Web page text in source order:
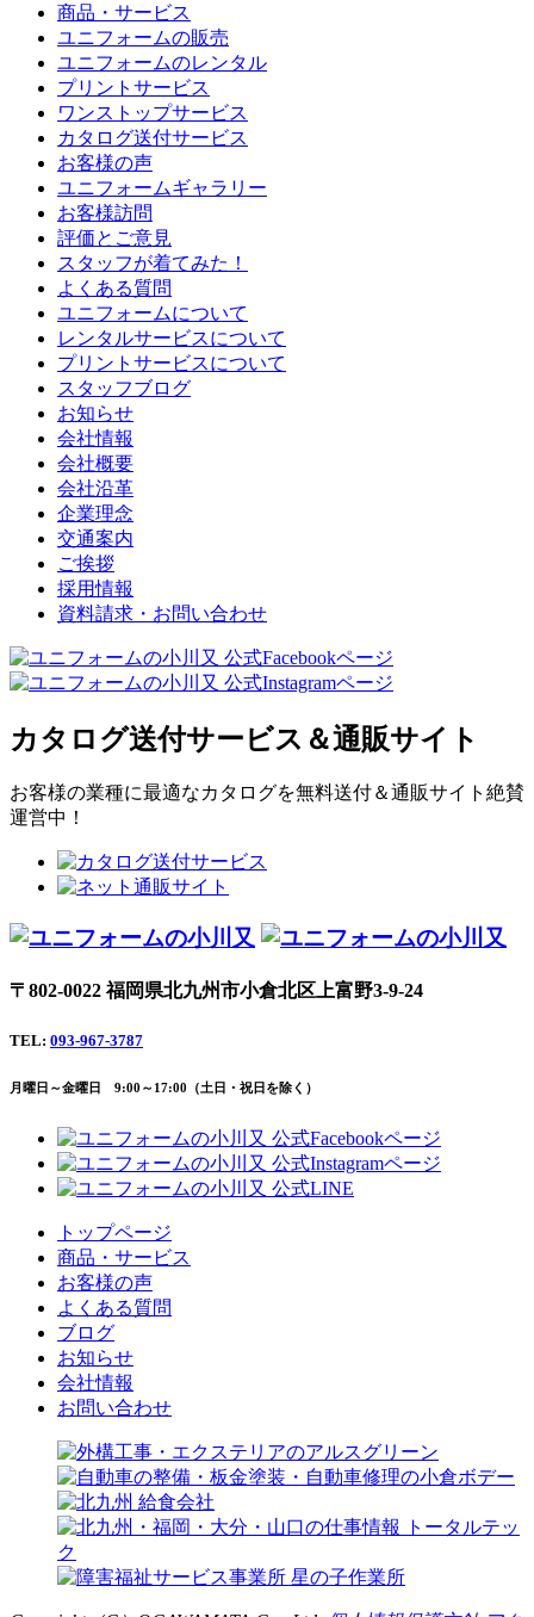
商品・サービス
ユニフォームの販売
ユニフォームのレンタル
プリントサービス
ワンストップサービス
カタログ送付サービス
お客様の声
ユニフォームギャラリー
お客様訪問
評価とご意見
スタッフが着てみた！
よくある質問
ユニフォームについて
レンタルサービスについて
プリントサービスについて
スタッフブログ
お知らせ
会社情報
会社概要
会社沿革
企業理念
交通案内
ご挨拶
採用情報
資料請求・お問い合わせ
カタログ送付サービス＆通販サイト
お客様の業種に最適なカタログを無料送付＆通販サイト絶賛
運営中！
〒802-0022 福岡県北九州市小倉北区上富野3-9-24
TEL: 093-967-3787
月曜日～金曜日 9:00～17:00（土日・祝日を除く）
トップページ
商品・サービス
お客様の声
よくある質問
ブログ
お知らせ
会社情報
お問い合わせ